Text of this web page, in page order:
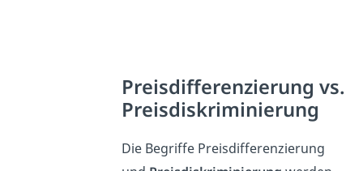
Preisdifferenzierung vs.
Preisdiskriminierung
Die Begriffe Preisdifferenzierung